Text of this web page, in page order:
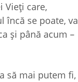
Vieţi care,
încă se poate, va
şi până acum –
să mai putem fi,